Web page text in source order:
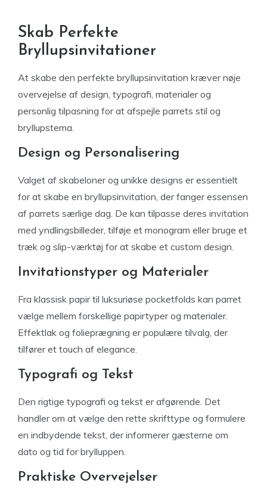
Skab Perfekte
Bryllupsinvitationer
At skabe den perfekte bryllupsinvitation kræver nøje
overvejelse af design, typografi, materialer og
personlig tilpasning for at afspejle parrets stil og
bryllupstema.
Design og Personalisering
Valget af skabeloner og unikke designs er essentielt
for at skabe en bryllupsinvitation, der fanger essensen
af parrets særlige dag. De kan tilpasse deres invitation
med yndlingsbilleder, tilføje et monogram eller bruge et
træk og slip-værktøj for at skabe et custom design.
Invitationstyper og Materialer
Fra klassisk papir til luksuriøse pocketfolds kan parret
vælge mellem forskellige papirtyper og materialer.
Effektlak og folieprægning er populære tilvalg, der
tilfører et touch af elegance.
Typografi og Tekst
Den rigtige typografi og tekst er afgørende. Det
handler om at vælge den rette skrifttype og formulere
en indbydende tekst, der informerer gæsterne om
dato og tid for brylluppen.
Praktiske Overvejelser